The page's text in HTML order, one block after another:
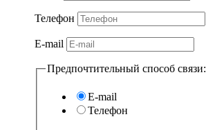
Телефон
E-mail
Предпочтительный способ связи:
E-mail
Телефон